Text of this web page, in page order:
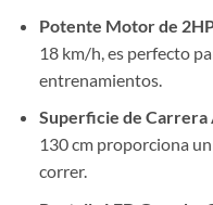
Potente Motor de
18 km/h, es perfecto
entrenamientos.
Superficie de Carrera
130 cm proporciona
correr.